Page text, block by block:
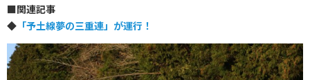
■関連記事
◆ 「予土線夢の三重連」が運行！